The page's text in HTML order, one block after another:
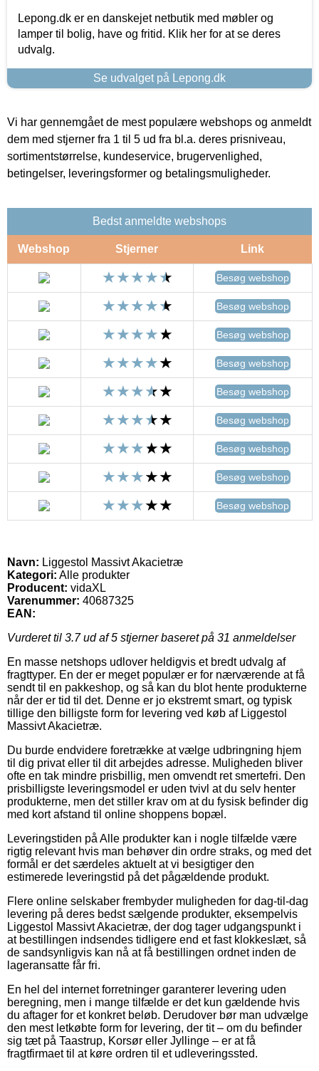
Lepong.dk er en danskejet netbutik med møbler og
lamper til bolig, have og fritid. Klik her for at se deres
udvalg.
Se udvalget på Lepong.dk
Vi har gennemgået de mest populære webshops og anmeldt
dem med stjerner fra 1 til 5 ud fra bl.a. deres prisniveau,
sortimentstørrelse, kundeservice, brugervenlighed,
betingelser, leveringsformer og betalingsmuligheder.
Bedst anmeldte webshops
Webshop Stjerner Link
Besøg webshop
Besøg webshop
Besøg webshop
Besøg webshop
Besøg webshop
Besøg webshop
Besøg webshop
Besøg webshop
Besøg webshop
Navn: Liggestol Massivt Akacietræ
Kategori: Alle produkter
Producent: vidaXL
Varenummer: 40687325
EAN:
Vurderet til 3.7ud af 5 stjerner baseret på 31 anmeldelser
En masse netshops udlover heldigvis et bredt udvalg af
fragttyper. En der er meget populær er for nærværende at få
sendt til en pakkeshop, og så kan du blot hente produkterne
når der er tid til det. Denne er jo ekstremt smart, og typisk
tillige den billigste form for levering ved køb af Liggestol
Massivt Akacietræ.
Du burde endvidere foretrække at vælge udbringning hjem
til dig privat eller til dit arbejdes adresse. Muligheden bliver
ofte en tak mindre prisbillig, men omvendt ret smertefri. Den
prisbilligste leveringsmodel er uden tvivl at du selv henter
produkterne, men det stiller krav om at du fysisk befinder dig
med kort afstand til online shoppens bopæl.
Leveringstiden på Alle produkter kan i nogle tilfælde være
rigtig relevant hvis man behøver din ordre straks, og med det
formål er det særdeles aktuelt at vi besigtiger den
estimerede leveringstid på det pågældende produkt.
Flere online selskaber frembyder muligheden for dag-til-dag
levering på deres bedst sælgende produkter, eksempelvis
Liggestol Massivt Akacietræ, der dog tager udgangspunkt i
at bestillingen indsendes tidligere end et fast klokkeslæt, så
de sandsynligvis kan nå at få bestillingen ordnet inden de
lageransatte får fri.
En hel del internet forretninger garanterer levering uden
beregning, men i mange tilfælde er det kun gældende hvis
du aftager for et konkret beløb. Derudover bør man udvælge
den mest letkøbte form for levering, der tit – om du befinder
sig tæt på Taastrup, Korsør eller Jyllinge – er at få
fragtfirmaet til at køre ordren til et udleveringssted.